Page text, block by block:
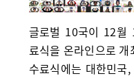
글로벌 10국이 12월
료식을 온라인으로 개
수료식에는 대한민국